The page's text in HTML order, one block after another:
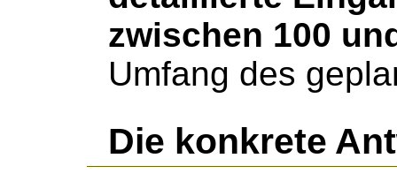
zwischen 100
Umfang des
Die konkrete